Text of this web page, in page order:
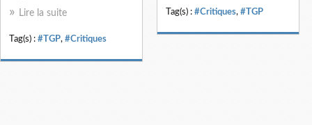
Tag(s) : #Critiques, #TGP
Lire la suite
Tag(s) : #TGP, #Critiques